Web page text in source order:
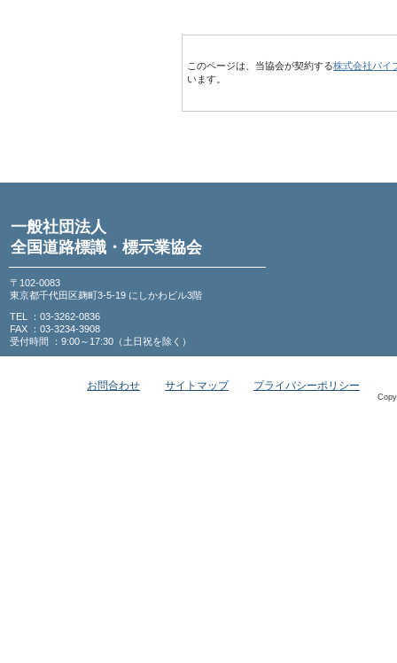
このページは、当協会が契約する株式会社パイ
います。
一般社団法人
全国道路標識・標示業協会
〒102-0083
東京都千代田区麹町3-5-19 にしかわビル3階
TEL ：03-3262-0836
FAX ：03-3234-3908
受付時間 ：9:00～17:30（土日祝を除く）
お問合わせ サイトマップ プライバシーポリシー